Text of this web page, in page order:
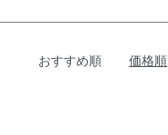
おすすめ順 価格順